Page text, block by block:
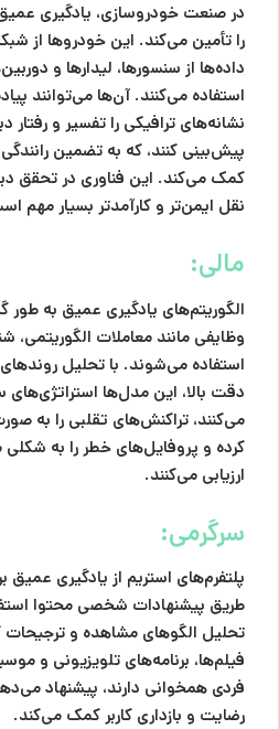
در صنعت خودروسازی، یادگیری
را تأمین می‌کند. این خودروها از
داده‌ها از سنسورها، لیدارها و
استفاده می‌کنند. آن‌ها می‌توانند
نشانه‌های ترافیکی را تفسیر و رفتار
پیش‌بینی کنند، که به تضمین رانندگی
کمک می‌کند. این فناوری در تحقق
نقل ایمن‌تر و کارآمدتر بسیار مهم
مالی:
الگوریتم‌های یادگیری عمیق به طور
وظایفی مانند معاملات الگوریتمی،
استفاده می‌شوند. با تحلیل روندهای
دقت بالا، این مدل‌ها استراتژی‌های
می‌کنند، تراکنش‌های تقلبی را به
کرده و پروفایل‌های خطر را به
ارزیابی می‌کنند.
سرگرمی:
پلتفرم‌های استریم از یادگیری عمیق
طریق پیشنهادات شخصی محتوا
تحلیل الگوهای مشاهده و ترجیحات
فیلم‌ها، برنامه‌های تلویزیونی و
فردی همخوانی دارند، پیشنهاد
رضایت و بازداری کاربر کمک می‌کند.